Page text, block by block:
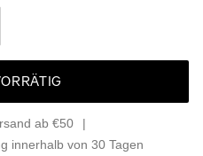
ab €50
innerhalb von 30 Tagen